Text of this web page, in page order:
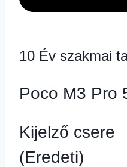
10 Év szakmai
Poco M3 Pro
Kijelző csere
(Eredeti)